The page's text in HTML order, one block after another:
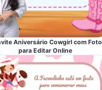
Aniversário Cowgirl com Foto
para Editar Online